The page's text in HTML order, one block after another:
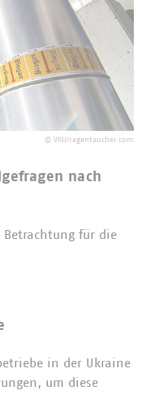
© VKU/regentaucher.com
nach
Betrachtung für die
in der Ukraine
um diese